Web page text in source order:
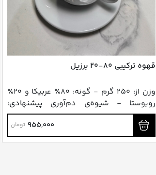
قهوه ترکیبی ۸۰-۲۰ برزیل
وزن از: ۲۵۰ گرم - گونه: ۸۰٪ عربیکا و ۲۰٪
روبوستا - شیوه‌ی دم‌آوری پیشنهادی:
اسپرسو و دمی
955,000 تومان